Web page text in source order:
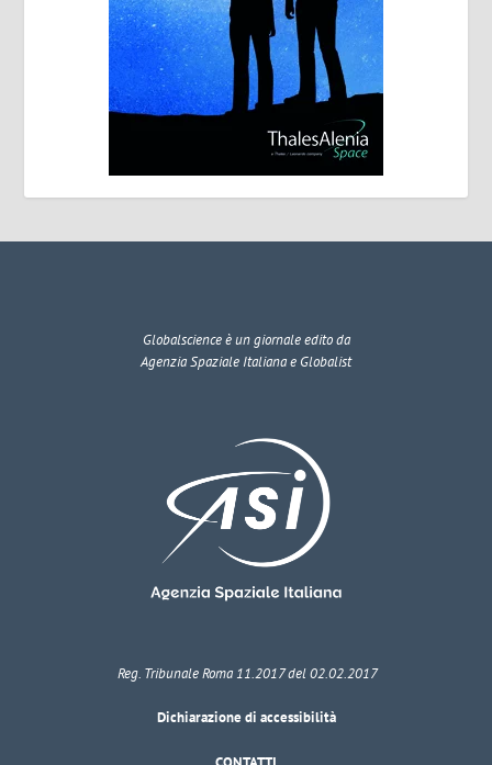
Globalscienceè un giornale edito da
Agenzia Spaziale Italiana e Globalist
Reg. Tribunale Roma 11.2017 del 02.02.2017
Dichiarazione di accessibilità